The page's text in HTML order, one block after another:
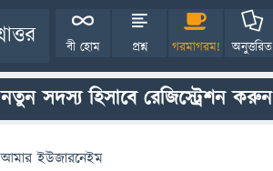
বী হোম প্রশ্ন গরমাগরম! অনুত্তরিত
নতুন সদস্য হিসাবে রেজিস্ট্রেশন করুন
আমার ইউজারনেইম